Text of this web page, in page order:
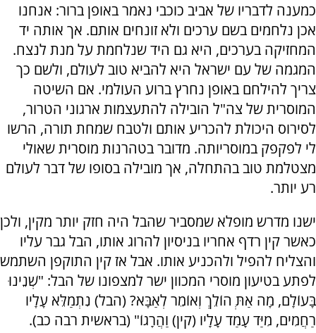
כמענה לדבריו של אביב כוכבי נאמר באופן ברור: אנחנו
אכן נלחמים בשם ערכים ולא זונחים אותם. אך אותה יד
המחזיקה בערכים, היא גם היד שנלחמת על מנת לנצח.
המגמה של עם ישראל היא להביא טוב לעולם, ולשם כך
צריך להילחם באופן נחרץ ברוע העולמי. אם השיטה
המוסרית של צה"ל הובילה להתעצמות ארגוני הטרור,
לסירוס היכולת להכריע אותם ולטבח שמחת תורה, הרשו
לי לפקפק במוסריותה. מדובר בטהרנות מוסרית שאולי
מצטלמת טוב בהתחלה, אך מובילה בסופו של דבר לעולם
רע יותר.
ישנו מדרש מופלא שמסביר שהבל היה חזק יותר מקין, ולכן
כאשר קין רדף אחריו בניסיון להרוג אותו, הבל גבר עליו
והצליח להפיל ולהכניע אותו. אבל אז קין התוקפן השתמש
לפתע בטיעון מוסרי המכוון ישר למצפונו של הבל: "שְׁנֵינוּ
בָּעוֹלָם, מָה אַתְּ הוֹלֵךְ וְאוֹמֵר לְאַבָּא? (הבל) נִתְמַלֵּא עָלָיו
רַחֲמִים, מִיַּד עָמַד עָלָיו (קין) וַהֲרָגוֹ" (בראשית רבה כב).